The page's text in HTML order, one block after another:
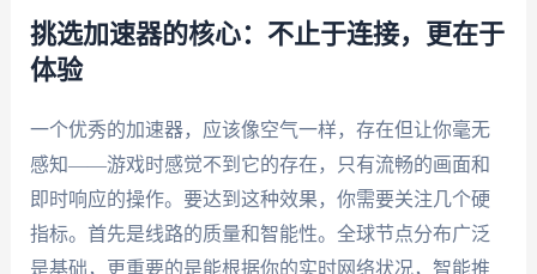
挑选加速器的核心：不止于连接，更在于
体验
一个优秀的加速器，应该像空气一样，存在但让你毫无
感知——游戏时感觉不到它的存在，只有流畅的画面和
即时响应的操作。要达到这种效果，你需要关注几个硬
指标。首先是线路的质量和智能性。全球节点分布广泛
是基础，更重要的是能根据你的实时网络状况，智能推